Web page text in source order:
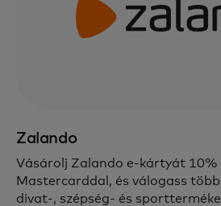
Zalando
Vásárolj Zalando e-kártyát 10%
Mastercarddal, és válogass
divat-, szépség- és